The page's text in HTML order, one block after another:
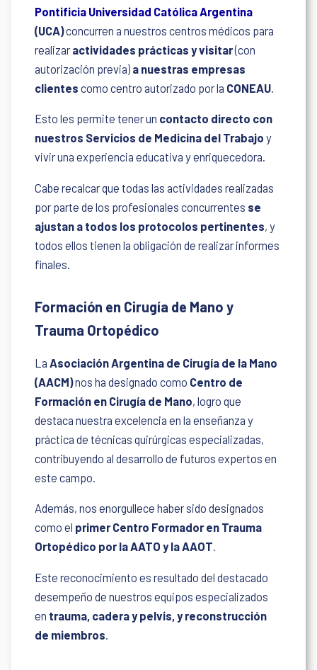
Pontificia Universidad Católica Argentina
(UCA)concurren a nuestros centros médicos para
realizaractividades prácticas y visitar(con
autorización previa) a nuestras empresas
clientes como centro autorizado por la CONEAU.
Esto les permite tener un contacto directo con
nuestros Servicios de Medicina del Trabajo y
vivir una experiencia educativa y enriquecedora.
Cabe recalcar que todas las actividades realizadas
por parte de los profesionales concurrentes se
ajustan a todos los protocolos pertinentes, y
todos ellos tienen la obligación de realizar informes
finales.
Formación en Cirugía de Mano y
Trauma Ortopédico
La Asociación Argentina de Cirugía de la Mano
(AACM)nos ha designado como Centro de
Formación en Cirugía de Mano, logro que
destaca nuestra excelencia en la enseñanza y
práctica de técnicas quirúrgicas especializadas,
contribuyendo al desarrollo de futuros expertos en
este campo.
Además, nos enorgullece haber sido designados
como el primer Centro Formador en Trauma
Ortopédico por la AATO y la AAOT.
Este reconocimiento es resultado del destacado
desempeño de nuestros equipos especializados
en trauma, cadera y pelvis, y reconstrucción
de miembros